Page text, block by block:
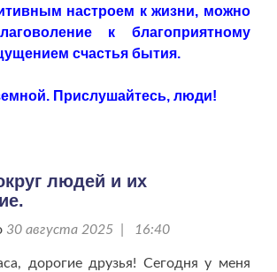
настроем к жизни, можно
к благоприятному
счастья бытия.
Прислушайтесь, люди!
людей и их
30 августа 2025 | 16:40
дорогие друзья! Сегодня у меня